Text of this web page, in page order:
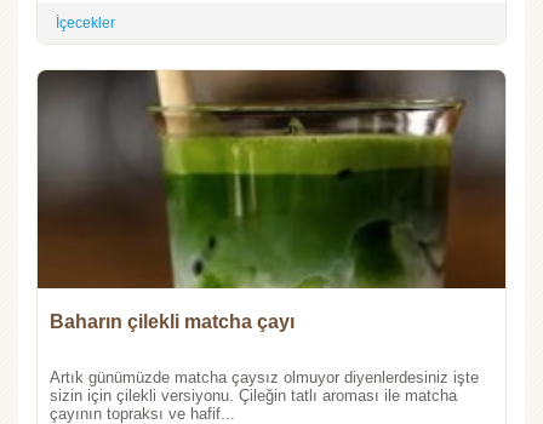
İçecekler
Baharın çilekli matcha çayı
Artık günümüzde matcha çaysız olmuyor diyenlerdesiniz işte
sizin için çilekli versiyonu. Çileğin tatlı aroması ile matcha
çayının topraksı ve hafif...